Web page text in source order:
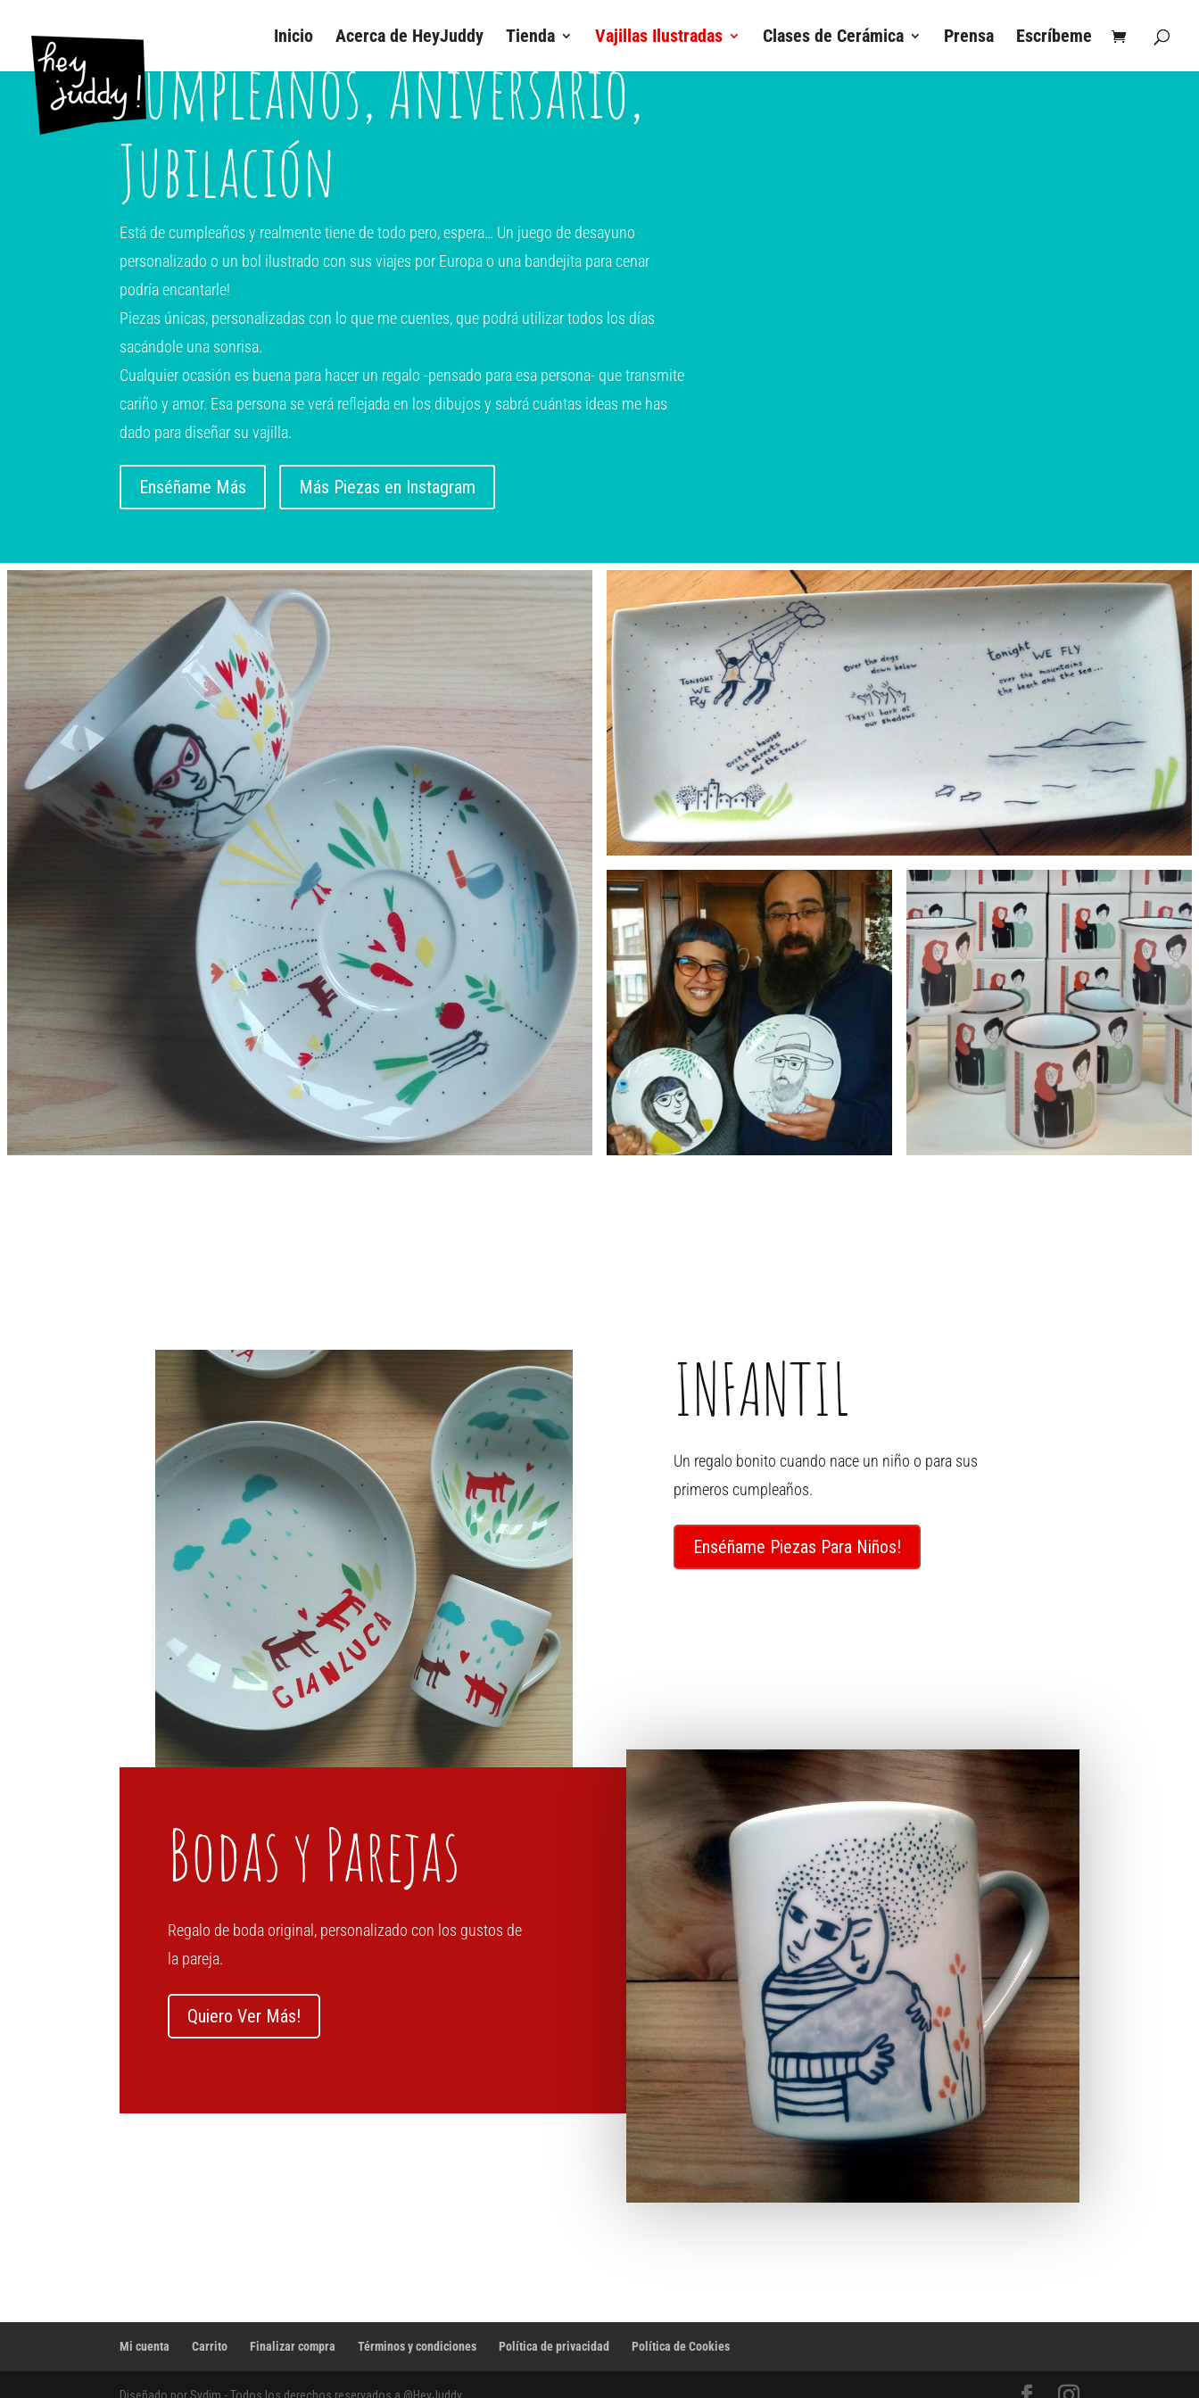
Inicio Acerca de HeyJuddy Tienda Vajillas Ilustradas Clases de Cerámica Prensa Escríbeme
Cumpleaños, Aniversario,
Jubilación
Está de cumpleaños y realmente tiene de todo pero, espera… Un juego de desayuno
personalizado o un bol ilustrado con sus viajes por Europa o una bandejita para cenar
podría encantarle!
Piezas únicas, personalizadas con lo que me cuentes, que podrá utilizar todos los días
sacándole una sonrisa.
Cualquier ocasión es buena para hacer un regalo -pensado para esa persona- que transmite
cariño y amor. Esa persona se verá reflejada en los dibujos y sabrá cuántas ideas me has
dado para diseñar su vajilla.
Enséñame Más Más Piezas en Instagram
INFANTIL
Un regalo bonito cuando nace un niño o para sus
primeros cumpleaños.
Enséñame Piezas Para Niños!
Bodas y Parejas
Regalo de boda original, personalizado con los gustos de
la pareja.
Quiero Ver Más!
Mi cuenta Carrito Finalizar compra Términos y condiciones Política de privacidad Política de Cookies
Diseñado por Sydim - Todos los derechos reservados a @HeyJuddy